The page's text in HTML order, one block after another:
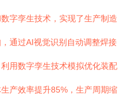
字孪生技术，实现了生产制造
通过AI视觉识别自动调整焊接
用数字孪生技术模拟优化装配
产效率提升85%，生产周期缩